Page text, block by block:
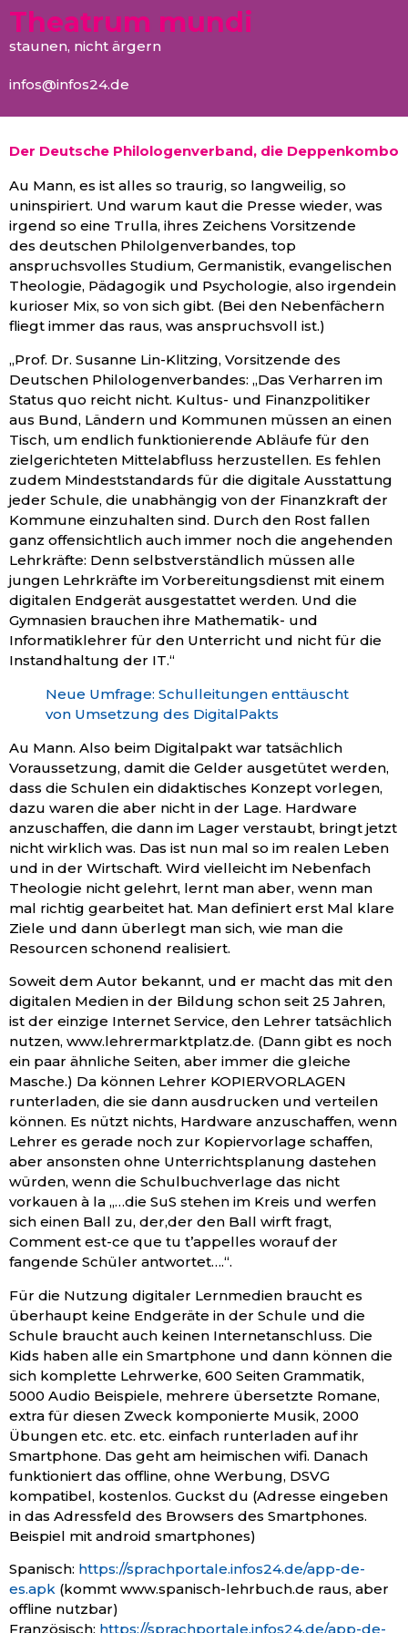
Theatrum mundi
staunen, nicht ärgern
infos@infos24.de
Der Deutsche Philologenverband, die Deppenkombo
Au Mann, es ist alles so traurig, so langweilig, so
uninspiriert. Und warum kaut die Presse wieder, was
irgend so eine Trulla, ihres Zeichens Vorsitzende
des deutschen Philolgenverbandes, top
anspruchsvolles Studium, Germanistik, evangelischen
Theologie, Pädagogik und Psychologie, also irgendein
kurioser Mix, so von sich gibt. (Bei den Nebenfächern
fliegt immer das raus, was anspruchsvoll ist.)
„Prof. Dr. Susanne Lin-Klitzing, Vorsitzende des
Deutschen Philologenverbandes: „Das Verharren im
Status quo reicht nicht. Kultus- und Finanzpolitiker
aus Bund, Ländern und Kommunen müssen an einen
Tisch, um endlich funktionierende Abläufe für den
zielgerichteten Mittelabfluss herzustellen. Es fehlen
zudem Mindeststandards für die digitale Ausstattung
jeder Schule, die unabhängig von der Finanzkraft der
Kommune einzuhalten sind. Durch den Rost fallen
ganz offensichtlich auch immer noch die angehenden
Lehrkräfte: Denn selbstverständlich müssen alle
jungen Lehrkräfte im Vorbereitungsdienst mit einem
digitalen Endgerät ausgestattet werden. Und die
Gymnasien brauchen ihre Mathematik- und
Informatiklehrer für den Unterricht und nicht für die
Instandhaltung der IT.“
Neue Umfrage: Schulleitungen enttäuscht
von Umsetzung des DigitalPakts
Au Mann. Also beim Digitalpakt war tatsächlich
Voraussetzung, damit die Gelder ausgetütet werden,
dass die Schulen ein didaktisches Konzept vorlegen,
dazu waren die aber nicht in der Lage. Hardware
anzuschaffen, die dann im Lager verstaubt, bringt jetzt
nicht wirklich was. Das ist nun mal so im realen Leben
und in der Wirtschaft. Wird vielleicht im Nebenfach
Theologie nicht gelehrt, lernt man aber, wenn man
mal richtig gearbeitet hat. Man definiert erst Mal klare
Ziele und dann überlegt man sich, wie man die
Resourcen schonend realisiert.
Soweit dem Autor bekannt, und er macht das mit den
digitalen Medien in der Bildung schon seit 25 Jahren,
ist der einzige Internet Service, den Lehrer tatsächlich
nutzen, www.lehrermarktplatz.de. (Dann gibt es noch
ein paar ähnliche Seiten, aber immer die gleiche
Masche.) Da können Lehrer KOPIERVORLAGEN
runterladen, die sie dann ausdrucken und verteilen
können. Es nützt nichts, Hardware anzuschaffen, wenn
Lehrer es gerade noch zur Kopiervorlage schaffen,
aber ansonsten ohne Unterrichtsplanung dastehen
würden, wenn die Schulbuchverlage das nicht
vorkauen à la „…die SuS stehen im Kreis und werfen
sich einen Ball zu, der,der den Ball wirft fragt,
Comment est-ce que tu t’appelles worauf der
fangende Schüler antwortet….“.
Für die Nutzung digitaler Lernmedien braucht es
überhaupt keine Endgeräte in der Schule und die
Schule braucht auch keinen Internetanschluss. Die
Kids haben alle ein Smartphone und dann können die
sich komplette Lehrwerke, 600 Seiten Grammatik,
5000 Audio Beispiele, mehrere übersetzte Romane,
extra für diesen Zweck komponierte Musik, 2000
Übungen etc. etc. etc. einfach runterladen auf ihr
Smartphone. Das geht am heimischen wifi. Danach
funktioniert das offline, ohne Werbung, DSVG
kompatibel, kostenlos. Guckst du (Adresse eingeben
in das Adressfeld des Browsers des Smartphones.
Beispiel mit android smartphones)
Spanisch: https://sprachportale.infos24.de/app-de-
es.apk (kommt www.spanisch-lehrbuch.de raus, aber
offline nutzbar)
Französisch: https://sprachportale.infos24.de/app-de-